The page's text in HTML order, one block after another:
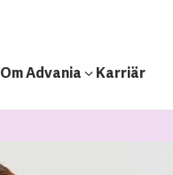
Om Advania Karriär